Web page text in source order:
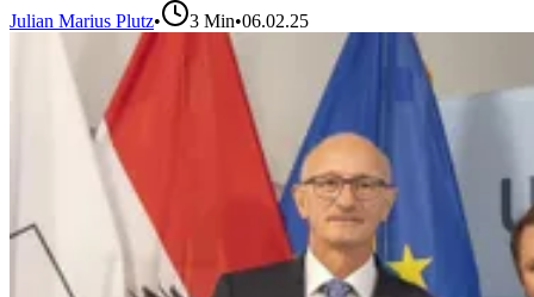
Julian Marius Plutz• 3 Min•06.02.25